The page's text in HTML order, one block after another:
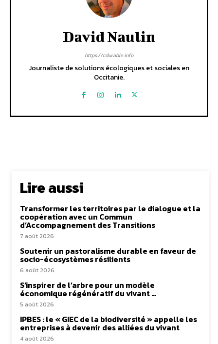
David Naulin
https://cdurable.info
Journaliste de solutions écologiques et sociales en
Occitanie.
Lire aussi
Transformer les territoires par le dialogue et la
coopération avec un Commun
d’Accompagnement des Transitions
7 août 2026
Soutenir un pastoralisme durable en faveur de
socio-écosystèmes résilients
6 août 2026
S’inspirer de l’arbre pour un modèle
économique régénératif du vivant …
5 août 2026
IPBES : le « GIEC de la biodiversité » appelle les
entreprises à devenir des alliées du vivant
4 août 2026